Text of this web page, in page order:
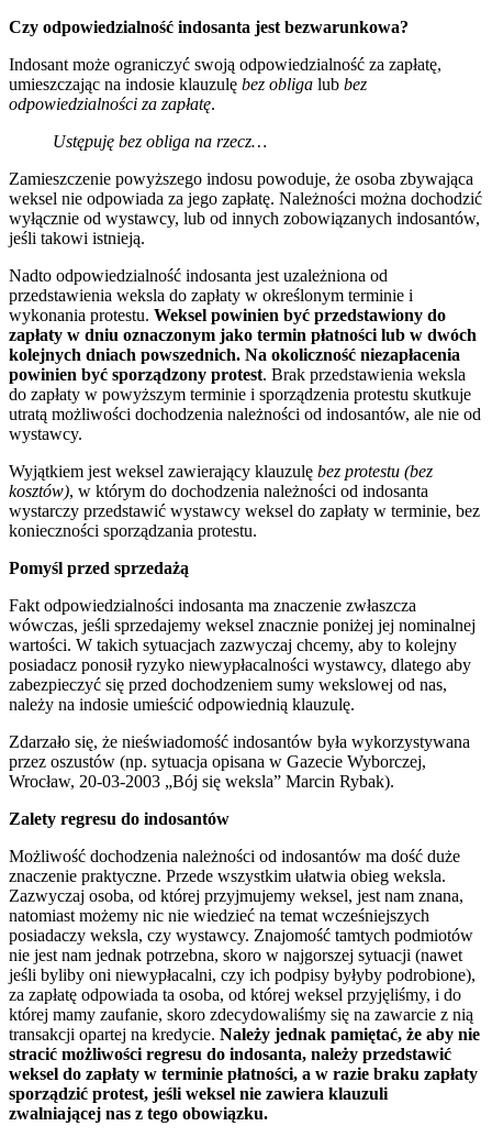
Czy odpowiedzialność indosanta jest bezwarunkowa?
Indosant może ograniczyć swoją odpowiedzialność za zapłatę,
umieszczając na indosie klauzulę bez obliga lub bez
odpowiedzialności za zapłatę.
Ustępuję bez obliga na rzecz…
Zamieszczenie powyższego indosu powoduje, że osoba zbywająca
weksel nie odpowiada za jego zapłatę. Należności można dochodzić
wyłącznie od wystawcy, lub od innych zobowiązanych indosantów,
jeśli takowi istnieją.
Nadto odpowiedzialność indosanta jest uzależniona od
przedstawienia weksla do zapłaty w określonym terminie i
wykonania protestu. Weksel powinien być przedstawiony do
zapłaty w dniu oznaczonym jako termin płatności lub w dwóch
kolejnych dniach powszednich. Na okoliczność niezapłacenia
powinien być sporządzony protest. Brak przedstawienia weksla
do zapłaty w powyższym terminie i sporządzenia protestu skutkuje
utratą możliwości dochodzenia należności od indosantów, ale nie od
wystawcy.
Wyjątkiem jest weksel zawierający klauzulę bez protestu (bez
kosztów), w którym do dochodzenia należności od indosanta
wystarczy przedstawić wystawcy weksel do zapłaty w terminie, bez
konieczności sporządzania protestu.
Pomyśl przed sprzedażą
Fakt odpowiedzialności indosanta ma znaczenie zwłaszcza
wówczas, jeśli sprzedajemy weksel znacznie poniżej jej nominalnej
wartości. W takich sytuacjach zazwyczaj chcemy, aby to kolejny
posiadacz ponosił ryzyko niewypłacalności wystawcy, dlatego aby
zabezpieczyć się przed dochodzeniem sumy wekslowej od nas,
należy na indosie umieścić odpowiednią klauzulę.
Zdarzało się, że nieświadomość indosantów była wykorzystywana
przez oszustów (np. sytuacja opisana w Gazecie Wyborczej,
Wrocław, 20-03-2003 „Bój się weksla” Marcin Rybak).
Zalety regresu do indosantów
Możliwość dochodzenia należności od indosantów ma dość duże
znaczenie praktyczne. Przede wszystkim ułatwia obieg weksla.
Zazwyczaj osoba, od której przyjmujemy weksel, jest nam znana,
natomiast możemy nic nie wiedzieć na temat wcześniejszych
posiadaczy weksla, czy wystawcy. Znajomość tamtych podmiotów
nie jest nam jednak potrzebna, skoro w najgorszej sytuacji (nawet
jeśli byliby oni niewypłacalni, czy ich podpisy byłyby podrobione),
za zapłatę odpowiada ta osoba, od której weksel przyjęliśmy, i do
której mamy zaufanie, skoro zdecydowaliśmy się na zawarcie z nią
transakcji opartej na kredycie. Należy jednak pamiętać, że aby nie
stracić możliwości regresu do indosanta, należy przedstawić
weksel do zapłaty w terminie płatności, a w razie braku zapłaty
sporządzić protest, jeśli weksel nie zawiera klauzuli
zwalniającej nas z tego obowiązku.